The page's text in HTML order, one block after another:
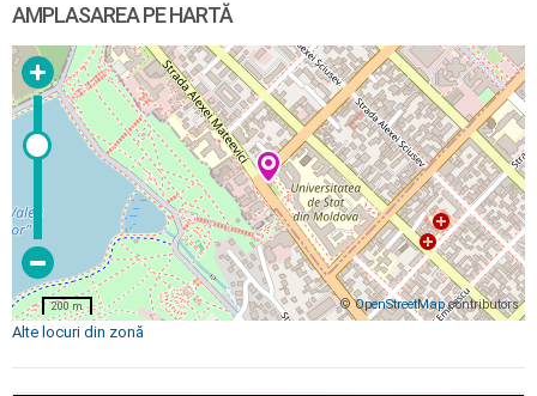
AMPLASAREA PE HARTĂ
©OpenStreetMapcontributors
200 m
Alte locuri din zonă